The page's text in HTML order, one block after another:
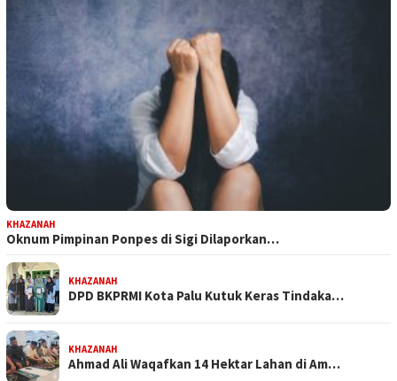
KHAZANAH
Oknum Pimpinan Ponpes di Sigi Dilaporkan…
KHAZANAH
DPD BKPRMI Kota Palu Kutuk Keras Tindaka…
KHAZANAH
Ahmad Ali Waqafkan 14 Hektar Lahan di Am…